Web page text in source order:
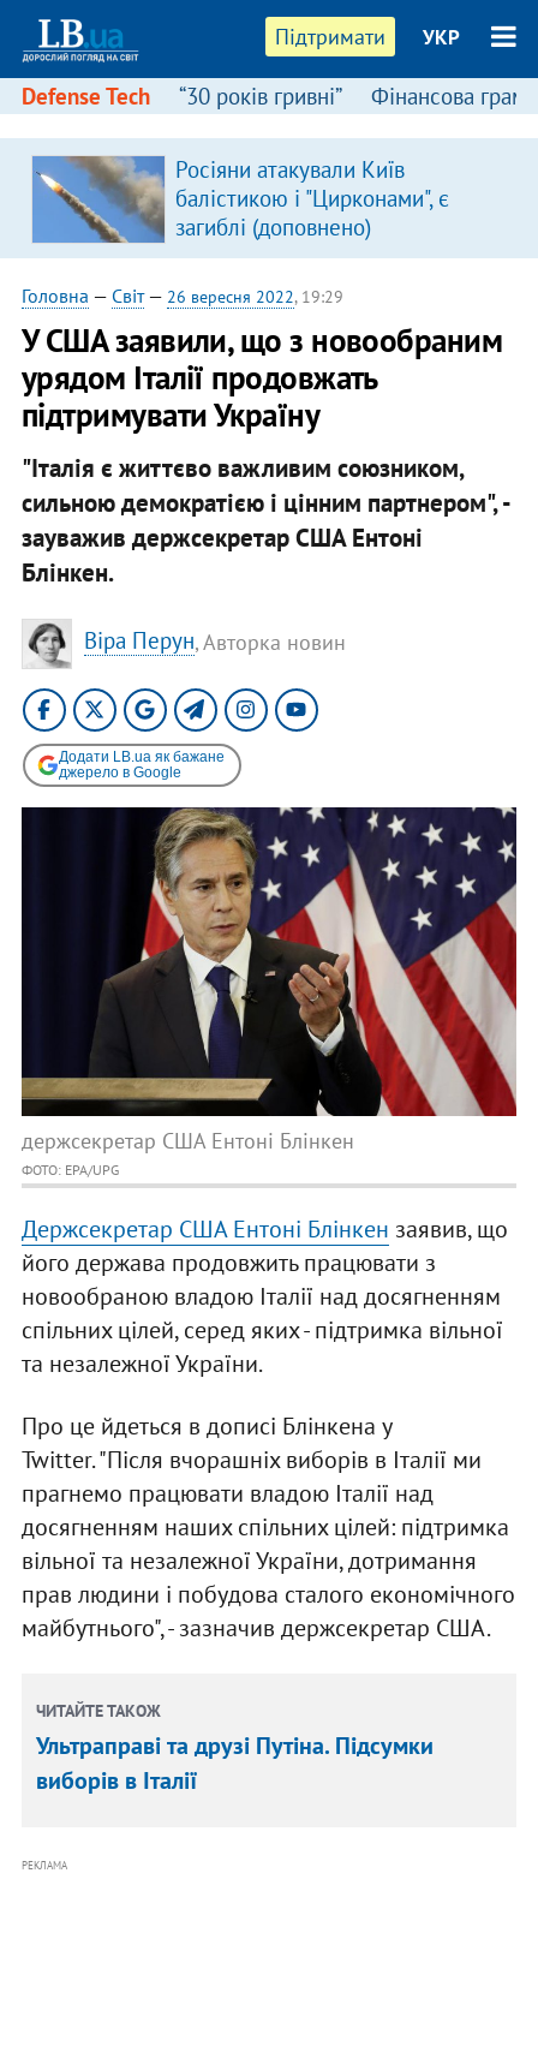
Підтримати УКР
Defense Tech “30 років гривні” Фінансова
Росіяни атакували Київ
балістикою і "Цирконами", є
загиблі (доповнено)
Головна — Світ— 26 вересня 2022, 19:29
У США заявили, що з новообраним
урядом Італії продовжать
підтримувати Україну
"Італія є життєво важливим союзником,
сильною демократією і цінним партнером", -
зауважив держсекретар США Ентоні
Блінкен.
Віра Перун, Авторка новин
Додати LB.ua як бажане
джерело в Google
держсекретар США Ентоні Блінкен
ФОТО: EPA/UPG
Держсекретар США Ентоні Блінкен заявив, що
його держава продовжить працювати з
новообраною владою Італії над досягненням
спільних цілей, серед яких - підтримка вільної
та незалежної України.
Про це йдеться в дописі Блінкена у
Twitter. "Після вчорашніх виборів в Італії ми
прагнемо працювати владою Італії над
досягненням наших спільних цілей: підтримка
вільної та незалежної України, дотримання
прав людини і побудова сталого економічного
майбутнього", - зазначив держсекретар США.
ЧИТАЙТЕ ТАКОЖ
Ультраправі та друзі Путіна. Підсумки
виборів в Італії
РЕКЛАМА